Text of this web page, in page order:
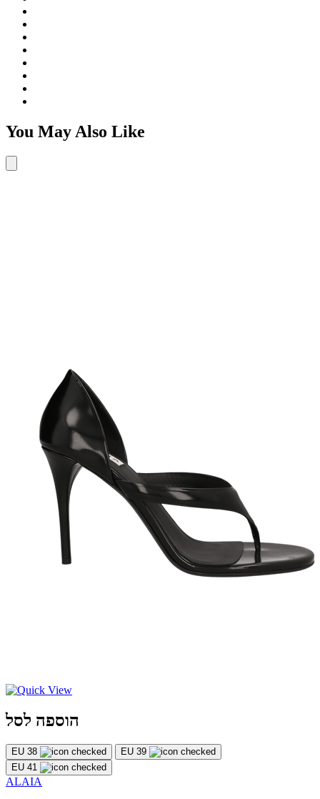
You May Also Like
הוספה לסל
EU 38
EU 39
EU 41
ALAIA